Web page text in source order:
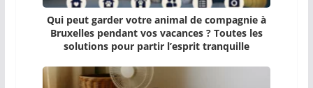
Qui peut garder votre animal de compagnie à
Bruxelles pendant vos vacances ? Toutes les
solutions pour partir l’esprit tranquille